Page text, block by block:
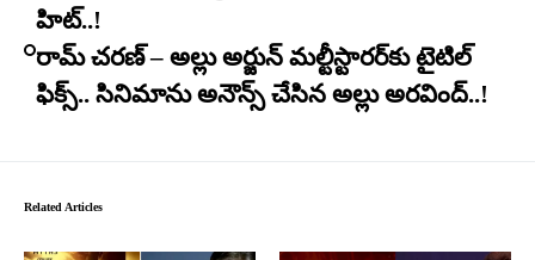
హిట్..!
రామ్ చరణ్ – అల్లు అర్జున్ మల్టీస్టారర్​కు టైటిల్
ఫిక్స్.. సినిమాను అనౌన్స్ చేసిన అల్లు అరవింద్..!
Related Articles